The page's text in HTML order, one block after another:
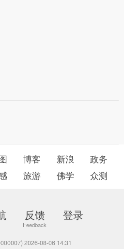
博客 新浪
政务
旅游 佛学 众测
反馈 登录
2026-08-06 14:31